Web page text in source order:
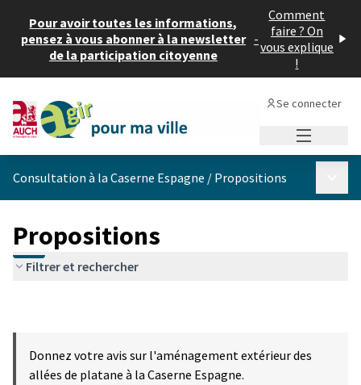
Pour avoir toutes les informations,
pensez à vous abonner à la newsletter
de la participation citoyenne
-
Comment
faire ? On
vous explique
!
Se connecter
Consultation à la Caserne Espagne / Propositions
Propositions
Filtrer et rechercher
Donnez votre avis sur l'aménagement extérieur des
allées de platane à la Caserne Espagne.